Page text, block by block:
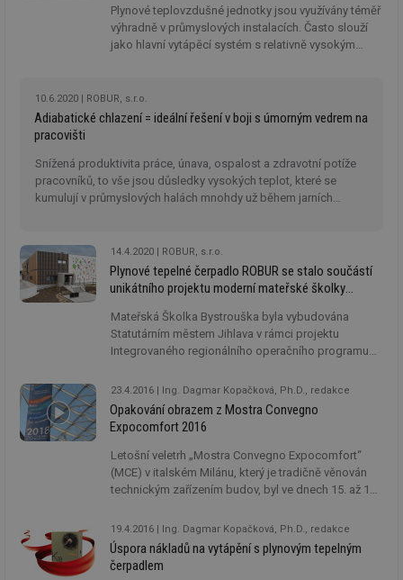
počáteční investicí a vysokými náklady na provoz.
Plynové teplovzdušné jednotky jsou využívány téměř
výhradně v průmyslových instalacích. Často slouží
jako hlavní vytápěcí systém s relativně vysokým
předpokládat nárůst objemu systémů využívajících
ke svému pohonu zemní plyn. Je to dáno
10.6.2020 ROBUR, s.r.o.
Adiabatické chlazení = ideální řešení v boji s úmorným vedrem na
pracovišti
Snížená produktivita práce, únava, ospalost a zdravotní potíže
pracovníků, to vše jsou důsledky vysokých teplot, které se
kumulují v průmyslových halách mnohdy už během jarních
14.4.2020 ROBUR, s.r.o.
Plynové tepelné čerpadlo ROBUR se stalo součástí
unikátního projektu moderní mateřské školky
Mateřská Školka Bystrouška byla vybudována
Statutárním městem Jihlava v rámci projektu
Integrovaného regionálního operačního programu
o 100 míst. Větší část kapacity školky bude
přednostně využívána ratolestmi pracovníků firmy
Bosch Diesel, která se zavázala přispívat městu
ročně částkou 1 mil. korun na její provoz.
23.4.2016 Ing. Dagmar Kopačková, Ph.D., redakce
Opakování obrazem z Mostra Convegno
Expocomfort 2016
Letošní veletrh „Mostra Convegno Expocomfort“
(MCE) v italském Milánu, který je tradičně věnován
technickým zařízením budov, byl ve dnech 15. až 18.
obnovitelným zdrojům. Příští ročník se bude konat v
březnu 2018.
19.4.2016 Ing. Dagmar Kopačková, Ph.D., redakce
Úspora nákladů na vytápění s plynovým tepelným
čerpadlem